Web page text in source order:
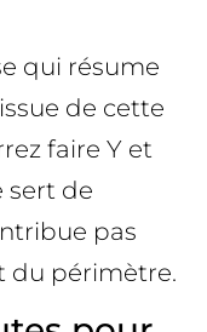
qui résume
de cette
faire Y et
sert de
pas
du périmètre.